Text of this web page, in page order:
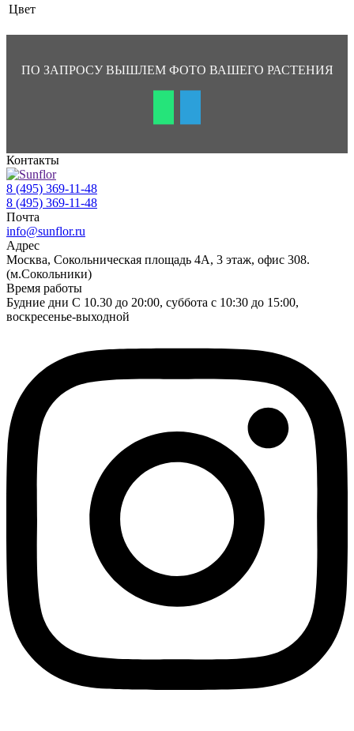
Цвет
ПО ЗАПРОСУ ВЫШЛЕМ ФОТО ВАШЕГО РАСТЕНИЯ
Контакты
8 (495) 369-11-48
8 (495) 369-11-48
Почта
info@sunflor.ru
Адрес
Москва, Сокольническая площадь 4А, 3 этаж, офис 308.
(м.Сокольники)
Время работы
Будние дни C 10.30 до 20:00, суббота с 10:30 до 15:00,
воскресенье-выходной